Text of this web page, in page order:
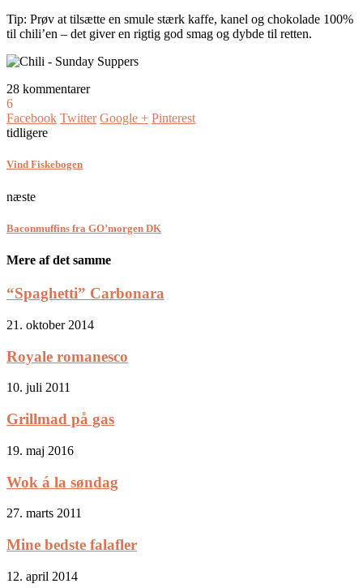
Tip: Prøv at tilsætte en smule stærk kaffe, kanel og chokolade 100%
til chili’en – det giver en rigtig god smag og dybde til retten.
28 kommentarer
6
Facebook Twitter Google + Pinterest
tidligere
Vind Fiskebogen
næste
Baconmuffins fra GO’morgen DK
Mere af det samme
“Spaghetti” Carbonara
21. oktober 2014
Royale romanesco
10. juli 2011
Grillmad på gas
19. maj 2016
Wok á la søndag
27. marts 2011
Mine bedste falafler
12. april 2014